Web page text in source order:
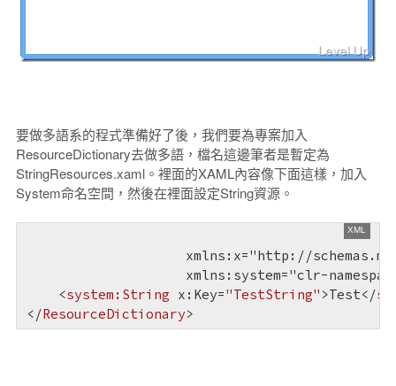
要做多語系的程式準備好了後，我們要為專案加入
ResourceDictionary去做多語，檔名這邊筆者是暫定為
StringResources.xaml。裡面的XAML內容像下面這樣，加入
System命名空間，然後在裡面設定String資源。
xmlns:x="http://
xmlns:system="clr-
<system:String x:Key="TestString" >Test</
</ResourceDictionary>